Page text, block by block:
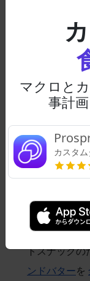
ビーガンまたは
人々も、最適な
タンパク質の適
あります。
ひよこ豆入
れた植物ベー
す。
スムージーボ
びアーモンド
ナッツバター
トスナック
ンドバターを
マクロと
事計
カスタ